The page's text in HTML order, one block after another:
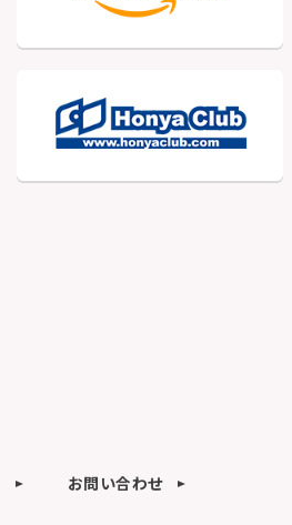
お問い合わせ